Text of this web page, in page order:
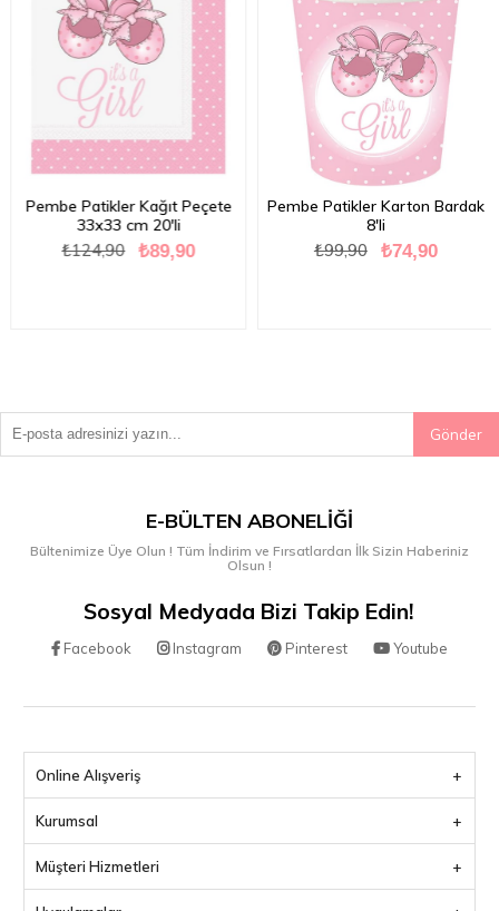
Pembe Patikler Kağıt Peçete
33x33 cm 20'li
₺89,90
₺124,90
Pembe Patikler Karton Bardak
8'li
₺74,90
₺99,90
Gönder
E-BÜLTEN ABONELIĞI
Bültenimize Üye Olun ! Tüm İndirim ve Fırsatlardan İlk Sizin Haberiniz
Olsun !
Sosyal Medyada Bizi Takip Edin!
Facebook Instagram Pinterest Youtube
Online Alışveriş
Kurumsal
Müşteri Hizmetleri